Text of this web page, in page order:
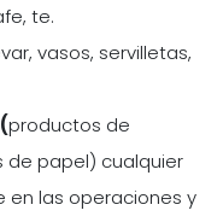
te.
vasos, servilletas,
productos de
de papel) cualquier
en las operaciones y